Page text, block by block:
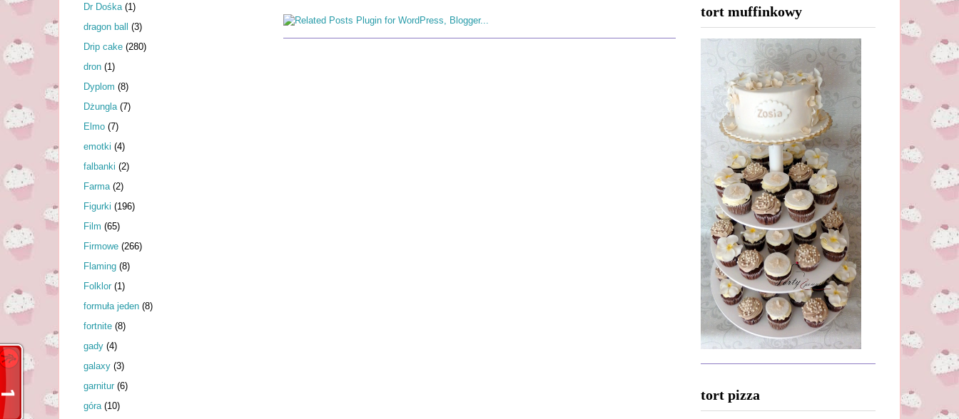
Dr Dośka (1)
dragon ball (3)
Drip cake (280)
dron (1)
Dyplom (8)
Dżungla (7)
Elmo (7)
emotki (4)
falbanki (2)
Farma (2)
Figurki (196)
Film (65)
Firmowe (266)
Flaming (8)
Folklor (1)
formuła jeden (8)
fortnite (8)
gady (4)
galaxy (3)
garnitur (6)
góra (10)
tort muffinkowy
tort pizza